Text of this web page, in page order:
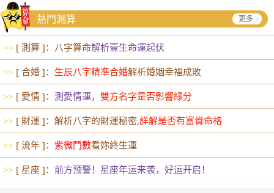
熱門測算 更多
>> [ 測算 ]：八字算命解析壹生命運起伏
>> [ 合婚 ]： 生辰八字精準合婚解析婚姻幸福成敗
>> [ 愛情 ]： 測愛情運， 雙方名字是否影響緣分
>> [ 財運 ]：解析八字的財運秘密,詳解是否有富貴命格
>> [ 流年 ]： 紫微鬥數看妳終生運
>> [ 星座 ]： 前方预警！星座年运来袭，好运开启！